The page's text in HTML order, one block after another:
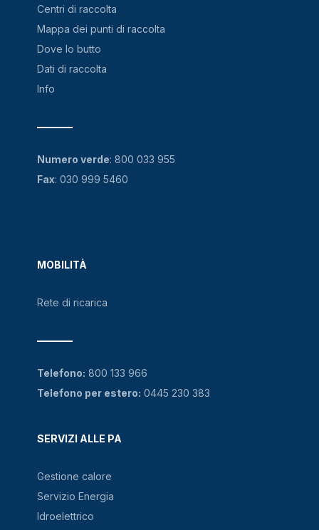
Centri di raccolta
Mappa dei punti di raccolta
Dove lo butto
Dati di raccolta
Info
MOBILITÀ
Rete di ricarica
SERVIZI ALLE PA
Gestione calore
Servizio Energia
Idroelettrico
Numero verde: 800 033 955
Fax: 030 999 5460
Telefono: 800 133 966
Telefono per estero: 0445 230 383